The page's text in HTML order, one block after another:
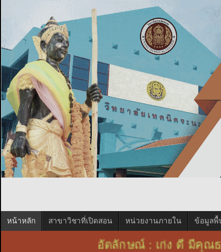
หน้าหลัก สาขาวิชาที่เปิดสอน หน่วยงานภายใน ข้อมูลพื้
อัตลักษณ์ : เก่ง ดี มี